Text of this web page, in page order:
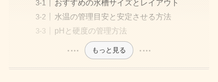
おすすめの水槽サイズとレイアウト
水温の管理目安と安定させる方法
pHと硬度の管理方法
もっと見る